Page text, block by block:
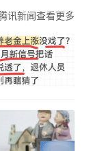
讯新闻查看更多